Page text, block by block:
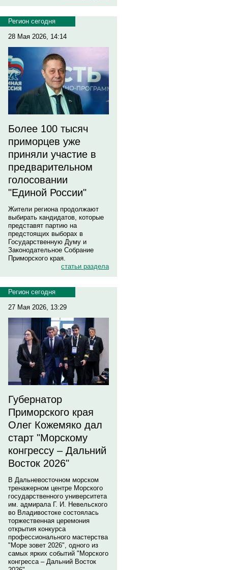
Регион сегодня
28 Мая 2026, 14:14
Более 100 тысяч
приморцев уже
приняли участие в
предварительном
голосовании
"Единой России"
Жители региона продолжают
выбирать кандидатов, которые
представят партию на
предстоящих выборах в
Государственную Думу и
Законодательное Собрание
Приморского края.
статьи раздела
Регион сегодня
27 Мая 2026, 13:29
Губернатор
Приморского края
Олег Кожемяко дал
старт "Морскому
конгрессу – Дальний
Восток 2026"
В Дальневосточном морском
тренажерном центре Морского
государственного университета
им. адмирала Г. И. Невельского
во Владивостоке состоялась
торжественная церемония
открытия конкурса
профессионального мастерства
"Море зовет 2026", одного из
самых ярких событий "Морского
конгресса – Дальний Восток